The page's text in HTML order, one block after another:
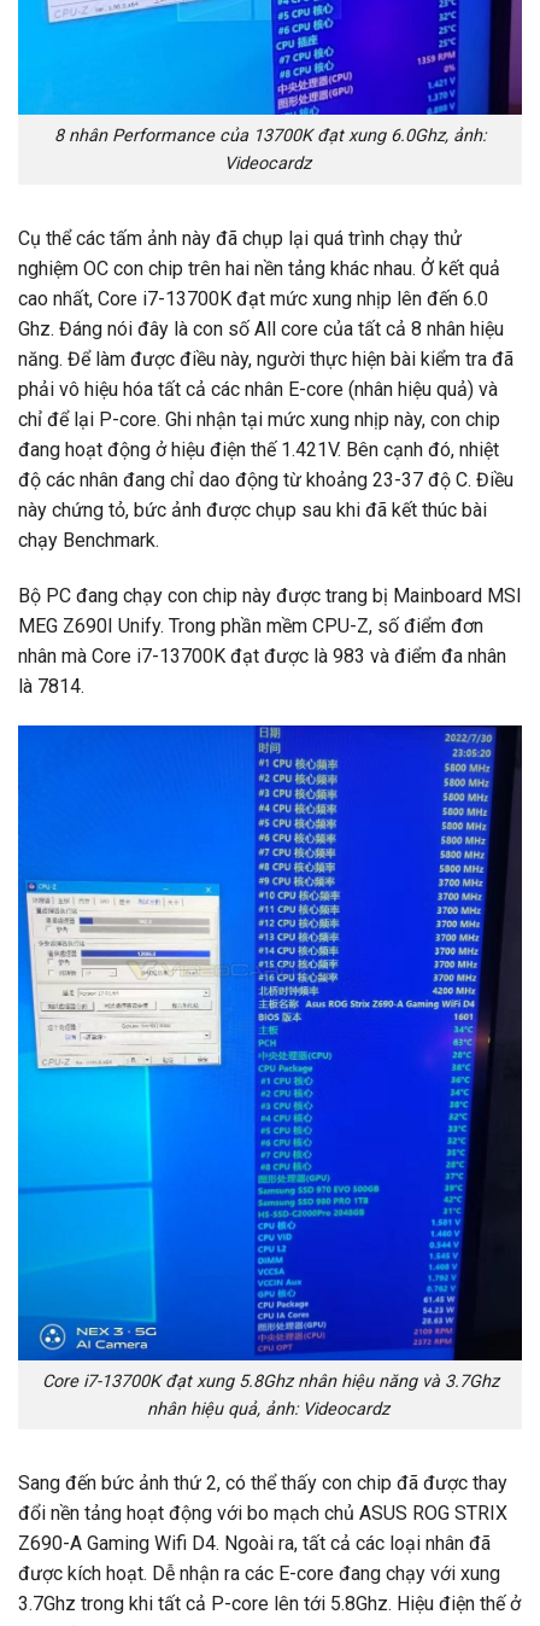
8 nhân Performance của 13700K đạt xung 6.0Ghz, ảnh:
Videocardz
Cụ thể các tấm ảnh này đã chụp lại quá trình chạy thử
nghiệm OC con chip trên hai nền tảng khác nhau. Ở kết quả
cao nhất, Core i7-13700K đạt mức xung nhịp lên đến 6.0
Ghz. Đáng nói đây là con số All core của tất cả 8 nhân hiệu
năng. Để làm được điều này, người thực hiện bài kiểm tra đã
phải vô hiệu hóa tất cả các nhân E-core (nhân hiệu quả) và
chỉ để lại P-core. Ghi nhận tại mức xung nhịp này, con chip
đang hoạt động ở hiệu điện thế 1.421V. Bên cạnh đó, nhiệt
độ các nhân đang chỉ dao động từ khoảng 23-37 độ C. Điều
này chứng tỏ, bức ảnh được chụp sau khi đã kết thúc bài
chạy Benchmark.
Bộ PC đang chạy con chip này được trang bị Mainboard MSI
MEG Z690I Unify. Trong phần mềm CPU-Z, số điểm đơn
nhân mà Core i7-13700K đạt được là 983 và điểm đa nhân
là 7814.
Core i7-13700K đạt xung 5.8Ghz nhân hiệu năng và 3.7Ghz
nhân hiệu quả, ảnh: Videocardz
Sang đến bức ảnh thứ 2, có thể thấy con chip đã được thay
đổi nền tảng hoạt động với bo mạch chủ ASUS ROG STRIX
Z690-A Gaming Wifi D4. Ngoài ra, tất cả các loại nhân đã
được kích hoạt. Dễ nhận ra các E-core đang chạy với xung
3.7Ghz trong khi tất cả P-core lên tới 5.8Ghz. Hiệu điện thế ở